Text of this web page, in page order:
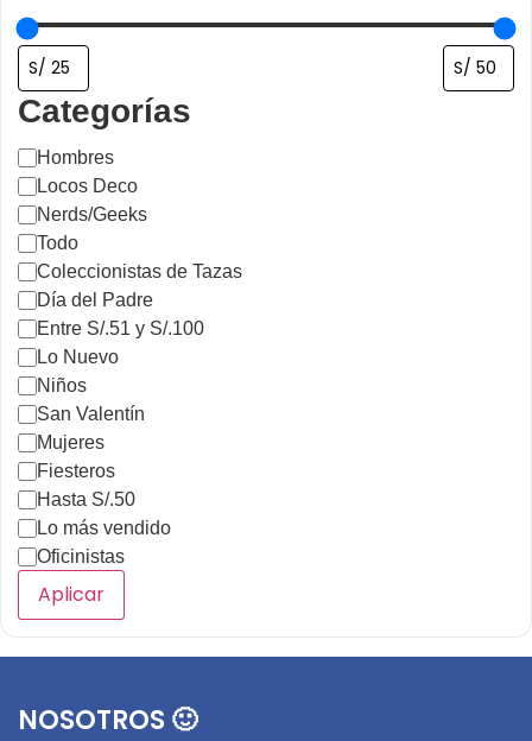
Categorías
Hombres
Locos Deco
Nerds/Geeks
Todo
Coleccionistas de Tazas
Día del Padre
Entre S/.51 y S/.100
Lo Nuevo
Niños
San Valentín
Mujeres
Fiesteros
Hasta S/.50
Lo más vendido
Oficinistas
Aplicar
NOSOTROS 🙂